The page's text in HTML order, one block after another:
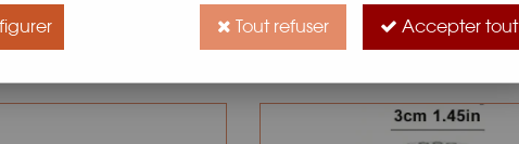
60 articles sur
Tout refuser Accepter tout